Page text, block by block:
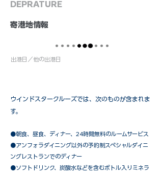
DEPRATURE
​寄港地情報
出港日／他の出港日
ウインドスタークルーズでは、次のものが含まれま
す。
●朝食、昼食、ディナー、24時間無料のルームサービス
​●アンフォラダイニング以外の予約制スペシャルダイニ
ングレストランでのディナー
●ソフトドリンク、炭酸水などを含むボトル入りミネラ